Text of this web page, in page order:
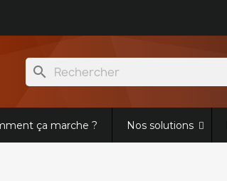
search
ça marche ? Nos solutions